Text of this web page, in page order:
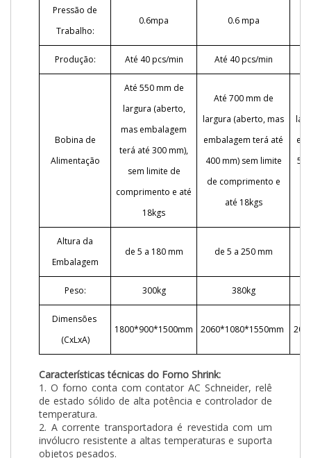
Pressão de
Trabalho:
0.6mpa 0.6 mpa
Produção: Até 40 pcs/min Até 40 pcs/min
Bobina de
Alimentação
Até 550 mm de
largura (aberto,
mas embalagem
terá até 300 mm),
sem limite de
comprimento e até
18kgs
Até 700 mm de
largura (aberto, mas
embalagem terá até
400 mm) sem limite
de comprimento e
até 18kgs
Altura da
Embalagem
de 5 a 180 mm de 5 a 250 mm
Peso: 300kg 380kg
Dimensões
(CxLxA)
1800*900*1500mm 2060*1080*1550mm
Características técnicas do Forno Shrink:
1. O forno conta com contator AC Schneider, relê
de estado sólido de alta potência e controlador de
temperatura.
2. A corrente transportadora é revestida com um
invólucro resistente a altas temperaturas e suporta
objetos pesados.